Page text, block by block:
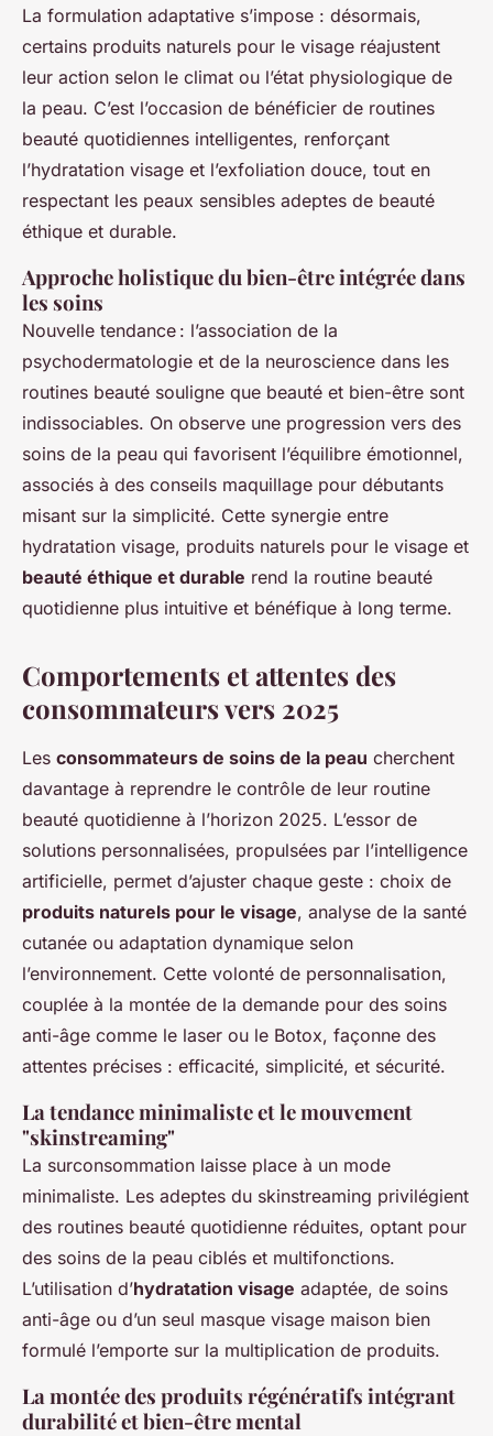
La formulation adaptative s’impose : désormais,
certains produits naturels pour le visage réajustent
leur action selon le climat ou l’état physiologique de
la peau. C’est l’occasion de bénéficier de routines
beauté quotidiennes intelligentes, renforçant
l’hydratation visage et l’exfoliation douce, tout en
respectant les peaux sensibles adeptes de beauté
éthique et durable.
Approche holistique du bien-être intégrée dans
les soins
Nouvelle tendance : l’association de la
psychodermatologie et de la neuroscience dans les
routines beauté souligne que beauté et bien-être sont
indissociables. On observe une progression vers des
soins de la peau qui favorisent l’équilibre émotionnel,
associés à des conseils maquillage pour débutants
misant sur la simplicité. Cette synergie entre
hydratation visage, produits naturels pour le visage et
beauté éthique et durable rend la routine beauté
quotidienne plus intuitive et bénéfique à long terme.
Comportements et attentes des
consommateurs vers 2025
Les consommateurs de soins de la peau cherchent
davantage à reprendre le contrôle de leur routine
beauté quotidienne à l’horizon 2025. L’essor de
solutions personnalisées, propulsées par l’intelligence
artificielle, permet d’ajuster chaque geste : choix de
produits naturels pour le visage, analyse de la santé
cutanée ou adaptation dynamique selon
l’environnement. Cette volonté de personnalisation,
couplée à la montée de la demande pour des soins
anti-âge comme le laser ou le Botox, façonne des
attentes précises : efficacité, simplicité, et sécurité.
La tendance minimaliste et le mouvement
"skinstreaming"
La surconsommation laisse place à un mode
minimaliste. Les adeptes du skinstreaming privilégient
des routines beauté quotidienne réduites, optant pour
des soins de la peau ciblés et multifonctions.
L’utilisation d’hydratation visage adaptée, de soins
anti-âge ou d’un seul masque visage maison bien
formulé l’emporte sur la multiplication de produits.
La montée des produits régénératifs intégrant
durabilité et bien-être mental